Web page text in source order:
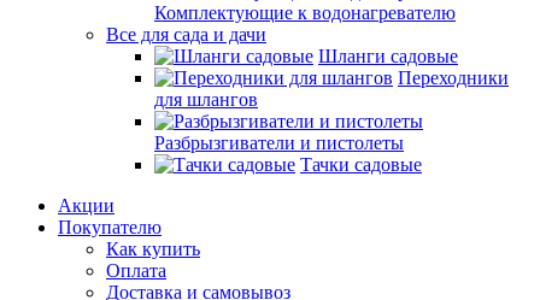
Комплектующие к водонагревателю
Все для сада и дачи
Шланги садовые
Переходники
для шлангов
Разбрызгиватели и пистолеты
Тачки садовые
Акции
Покупателю
Как купить
Оплата
Доставка и самовывоз